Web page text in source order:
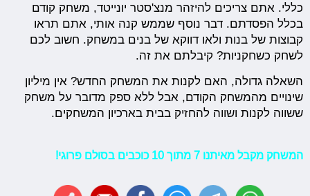
כללי. אתם צריכים להיזהר מנצ'סטר יונייטד, משחק קודם
בכלל הפסדתם. דבר נוסף שממש קנה אותי, אתם תראו
קבוצות של בנות ולאו דווקא של בנים במשחק. חשוב לכם
לשחק כשחקניות? קיבלתם את זה.
השאלה גדולה, האם לקנות את המשחק החדש? אין מיליון
שינויים מהמשחק הקודם, אבל ללא ספק מדובר על משחק
ששווה לקנות ושווה להחזיק בבית בארכיון המשחקים.
המשחק מקבל מאיתנו 7 מתוך 10 כוכבים בסולם פרוגי!